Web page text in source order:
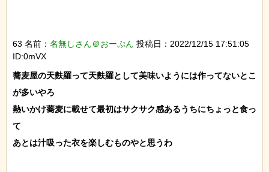
63 名前： 名無しさん＠おーぷん 投稿日：2022/12/15 17:51:05
ID:0mVX
蕎麦屋の天麩羅って天麩羅として美味いようには作ってないとこ
が多いやろ
熱いかけ蕎麦に載せて最初はサクサク感あるうちにちょっと食っ
て
あとは汁吸った衣を楽しむものやと思うわ